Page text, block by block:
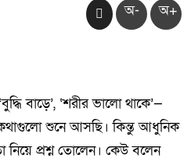
ক্ষমতার কারণেই শেখ হাসিনা
অ- অ+
বাড়ে’, ‘শরীর ভালো থাকে’—
শুনে আসছি। কিন্তু আধুনিক
প্রশ্ন তোলেন। কেউ বলেন